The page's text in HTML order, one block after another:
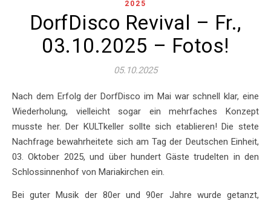
2025
DorfDisco Revival – Fr.,
03.10.2025 – Fotos!
05.10.2025
Nach dem Erfolg der DorfDisco im Mai war schnell klar, eine
Wiederholung, vielleicht sogar ein mehrfaches Konzept
musste her. Der KULTkeller sollte sich etablieren! Die stete
Nachfrage bewahrheitete sich am Tag der Deutschen Einheit,
03. Oktober 2025, und über hundert Gäste trudelten in den
Schlossinnenhof von Mariakirchen ein.
Bei guter Musik der 80er und 90er Jahre wurde getanzt,